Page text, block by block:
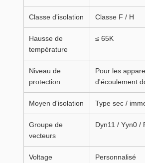
Classe d'isolation Classe F / H
Hausse de
température
≤ 65K
Niveau de
protection
Pour les
d'écoulement
Moyen d'isolation Type sec /
Groupe de
vecteurs
Dyn11 / Yyn0 /
Voltage
Personnalisé